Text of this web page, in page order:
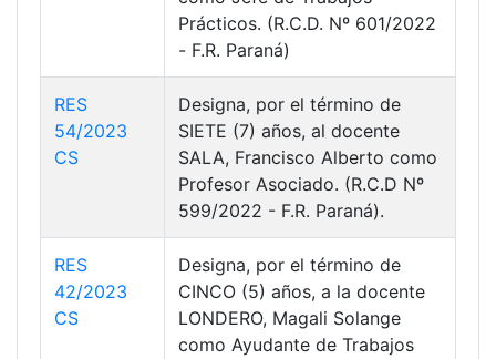
Prácticos. (R.C.D. Nº 601/2022
- F.R. Paraná)
RES
54/2023
CS
Designa, por el término de
SIETE (7) años, al docente
SALA, Francisco Alberto como
Profesor Asociado. (R.C.D Nº
599/2022 - F.R. Paraná).
RES
42/2023
CS
Designa, por el término de
CINCO (5) años, a la docente
LONDERO, Magali Solange
como Ayudante de Trabajos